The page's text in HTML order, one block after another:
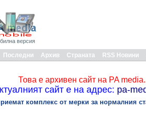
версия
Последни Архив Страната RSS Новини
Това е архивен сайт на PA media.
сайт е на адрес: pa-
комплекс от мерки за нормалния